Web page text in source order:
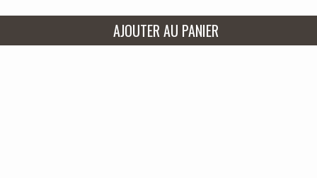
AJOUTER AU PANIER